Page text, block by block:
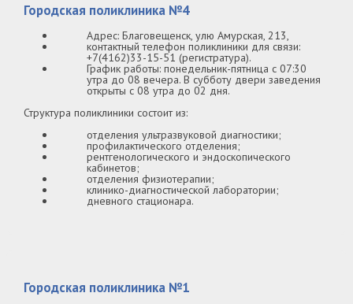
Городская поликлиника №4
Адрес: Благовещенск, улю Амурская, 213,
контактный телефон поликлиники для связи:
+7(4162)33-15-51 (регистратура).
График работы: понедельник-пятница с 07:30
утра до 08 вечера. В субботу двери заведения
открыты с 08 утра до 02 дня.
Структура поликлиники состоит из:
отделения ультразвуковой диагностики;
профилактического отделения;
рентгенологического и эндоскопического
кабинетов;
отделения физиотерапии;
клинико-диагностической лаборатории;
дневного стационара.
Городская поликлиника №1